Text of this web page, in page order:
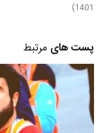
1401)
پست های مرتبط